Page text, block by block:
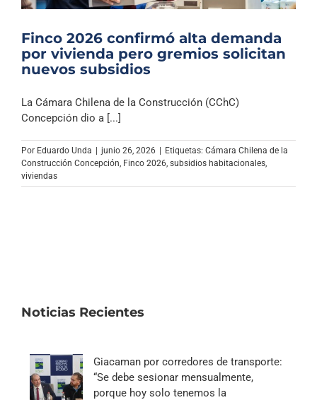
Columnas
Música Clásica
Especiales
Finco 2026 confirmó alta demanda
por vivienda pero gremios solicitan
nuevos subsidios
La Cámara Chilena de la Construcción (CChC)
Concepción dio a [...]
Por Eduardo Unda | junio 26, 2026 | Etiquetas: Cámara Chilena de la
Construcción Concepción Finco 2026 subsidios habitacionales
viviendas
Noticias Recientes
Giacaman por corredores de transporte:
“Se debe sesionar mensualmente,
porque hoy solo tenemos la